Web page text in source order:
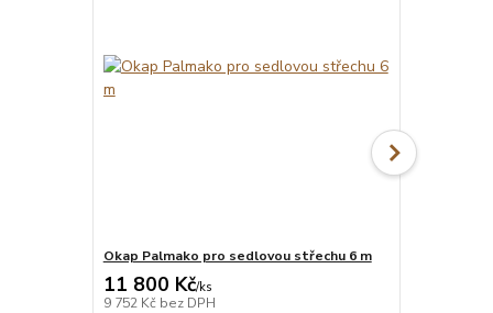
Okap Palmako pro sedlovou střechu 6 m
11 800 Kč/ks
9 752 Kč bez DPH